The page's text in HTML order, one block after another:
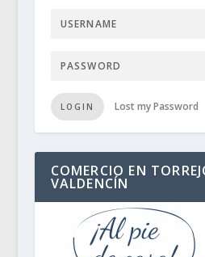
LOGIN Lost my Password
COMERCIO EN
VALDENCÍN